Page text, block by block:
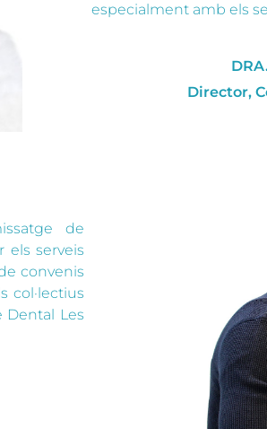
especialment amb els
Director,
de
els serveis
convenis
col·lectius
Dental Les